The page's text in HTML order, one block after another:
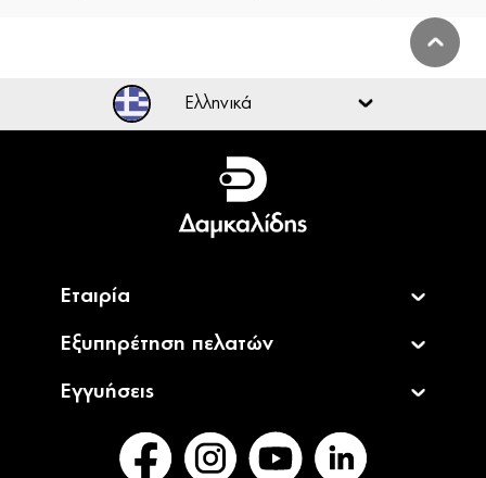
Ελληνικά
Ελληνικά
English
Εταιρία
Εξυπηρέτηση πελατών
Εγγυήσεις